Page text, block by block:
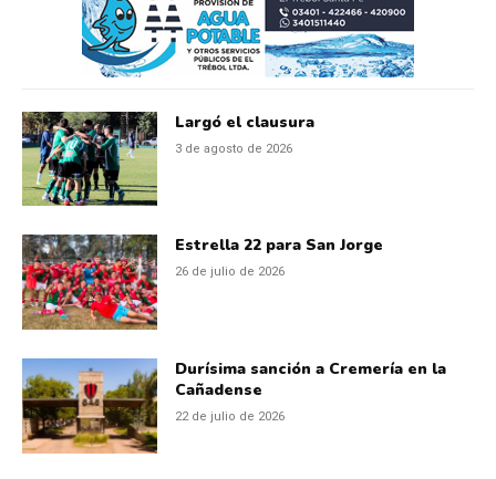
Largó el clausura
3 de agosto de 2026
Estrella 22 para San Jorge
26 de julio de 2026
Durísima sanción a Cremería en la
Cañadense
22 de julio de 2026